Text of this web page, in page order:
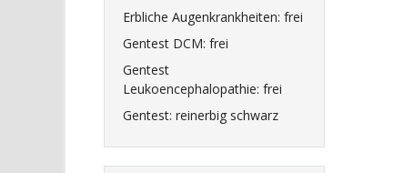
Erbliche Augenkrankheiten: frei
Gentest DCM: frei
Gentest
Leukoencephalopathie: frei
Gentest: reinerbig schwarz